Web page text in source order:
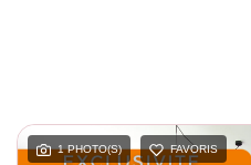
1 PHOTO(S) FAVORIS